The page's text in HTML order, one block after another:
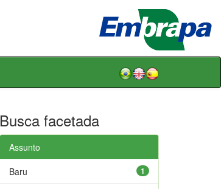
Busca facetada
Assunto
1
Baru